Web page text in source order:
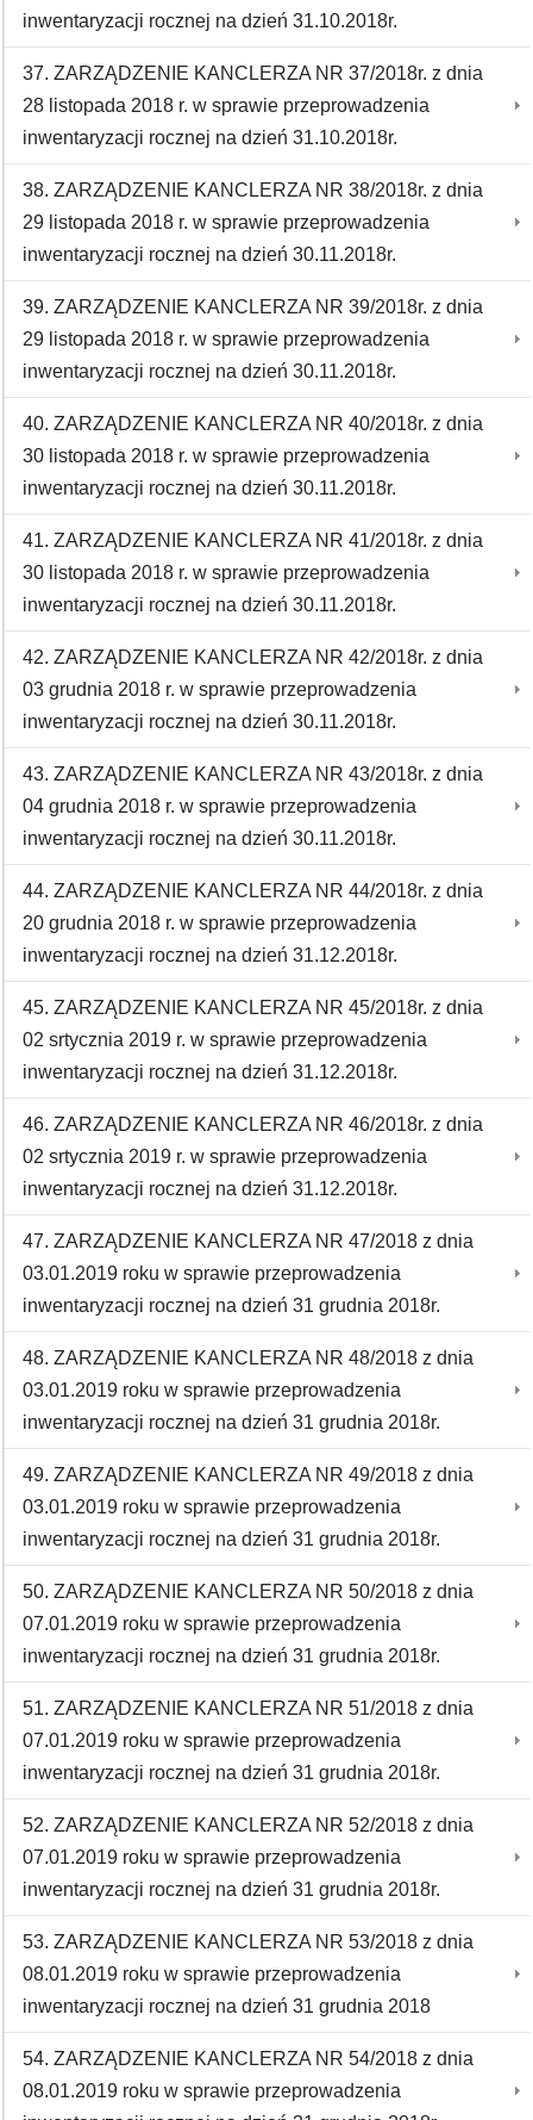
inwentaryzacji rocznej na dzień 31.10.2018r.
37. ZARZĄDZENIE KANCLERZA NR 37/2018r. z dnia
28 listopada 2018 r. w sprawie przeprowadzenia
inwentaryzacji rocznej na dzień 31.10.2018r.
38. ZARZĄDZENIE KANCLERZA NR 38/2018r. z dnia
29 listopada 2018 r. w sprawie przeprowadzenia
inwentaryzacji rocznej na dzień 30.11.2018r.
39. ZARZĄDZENIE KANCLERZA NR 39/2018r. z dnia
29 listopada 2018 r. w sprawie przeprowadzenia
inwentaryzacji rocznej na dzień 30.11.2018r.
40. ZARZĄDZENIE KANCLERZA NR 40/2018r. z dnia
30 listopada 2018 r. w sprawie przeprowadzenia
inwentaryzacji rocznej na dzień 30.11.2018r.
41. ZARZĄDZENIE KANCLERZA NR 41/2018r. z dnia
30 listopada 2018 r. w sprawie przeprowadzenia
inwentaryzacji rocznej na dzień 30.11.2018r.
42. ZARZĄDZENIE KANCLERZA NR 42/2018r. z dnia
03 grudnia 2018 r. w sprawie przeprowadzenia
inwentaryzacji rocznej na dzień 30.11.2018r.
43. ZARZĄDZENIE KANCLERZA NR 43/2018r. z dnia
04 grudnia 2018 r. w sprawie przeprowadzenia
inwentaryzacji rocznej na dzień 30.11.2018r.
44. ZARZĄDZENIE KANCLERZA NR 44/2018r. z dnia
20 grudnia 2018 r. w sprawie przeprowadzenia
inwentaryzacji rocznej na dzień 31.12.2018r.
45. ZARZĄDZENIE KANCLERZA NR 45/2018r. z dnia
02 srtycznia 2019 r. w sprawie przeprowadzenia
inwentaryzacji rocznej na dzień 31.12.2018r.
46. ZARZĄDZENIE KANCLERZA NR 46/2018r. z dnia
02 srtycznia 2019 r. w sprawie przeprowadzenia
inwentaryzacji rocznej na dzień 31.12.2018r.
47. ZARZĄDZENIE KANCLERZA NR 47/2018 z dnia
03.01.2019 roku w sprawie przeprowadzenia
inwentaryzacji rocznej na dzień 31 grudnia 2018r.
48. ZARZĄDZENIE KANCLERZA NR 48/2018 z dnia
03.01.2019 roku w sprawie przeprowadzenia
inwentaryzacji rocznej na dzień 31 grudnia 2018r.
49. ZARZĄDZENIE KANCLERZA NR 49/2018 z dnia
03.01.2019 roku w sprawie przeprowadzenia
inwentaryzacji rocznej na dzień 31 grudnia 2018r.
50. ZARZĄDZENIE KANCLERZA NR 50/2018 z dnia
07.01.2019 roku w sprawie przeprowadzenia
inwentaryzacji rocznej na dzień 31 grudnia 2018r.
51. ZARZĄDZENIE KANCLERZA NR 51/2018 z dnia
07.01.2019 roku w sprawie przeprowadzenia
inwentaryzacji rocznej na dzień 31 grudnia 2018r.
52. ZARZĄDZENIE KANCLERZA NR 52/2018 z dnia
07.01.2019 roku w sprawie przeprowadzenia
inwentaryzacji rocznej na dzień 31 grudnia 2018r.
53. ZARZĄDZENIE KANCLERZA NR 53/2018 z dnia
08.01.2019 roku w sprawie przeprowadzenia
inwentaryzacji rocznej na dzień 31 grudnia 2018
54. ZARZĄDZENIE KANCLERZA NR 54/2018 z dnia
08.01.2019 roku w sprawie przeprowadzenia